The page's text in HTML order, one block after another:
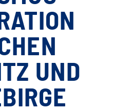
UND